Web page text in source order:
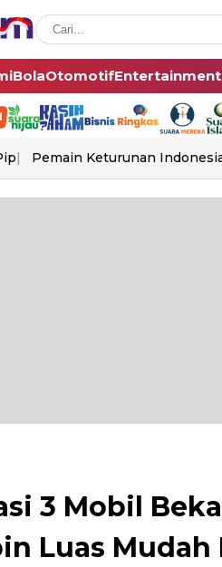
BolaOtomotifEntertainment
Pemain Keturunan
3 Mobil
Luas Mudah